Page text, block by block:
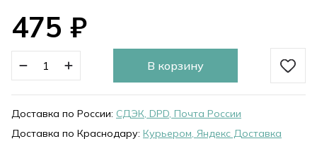
475 ₽
В корзину
Доставка по России: СДЭК, DPD, Почта России
Доставка по Краснодару: Курьером, Яндекс Доставка